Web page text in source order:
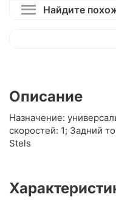
Найдите
Описание
Назначение:
скоростей: 1; Задний
Stels